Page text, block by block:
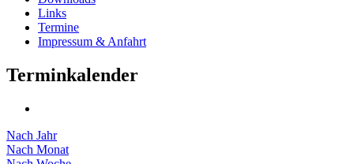
Links
Termine
Impressum & Anfahrt
Terminkalender
Nach Jahr
Nach Monat